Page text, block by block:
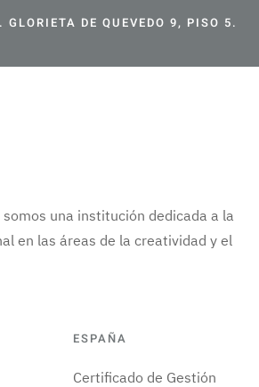
GLORIETA DE QUEVEDO 9, PISO 5.
una institución dedicada a la
en las áreas de la creatividad y el
ESPAÑA
Certificado de Gestión